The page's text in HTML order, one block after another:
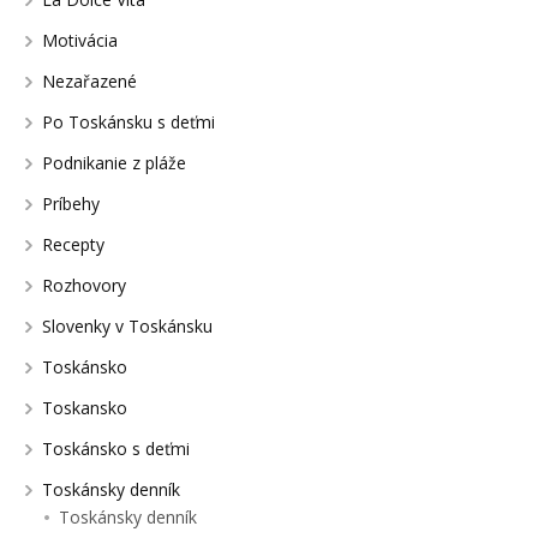
Motivácia
Nezařazené
Po Toskánsku s deťmi
Podnikanie z pláže
Príbehy
Recepty
Rozhovory
Slovenky v Toskánsku
Toskánsko
Toskansko
Toskánsko s deťmi
Toskánsky denník
Toskánsky denník